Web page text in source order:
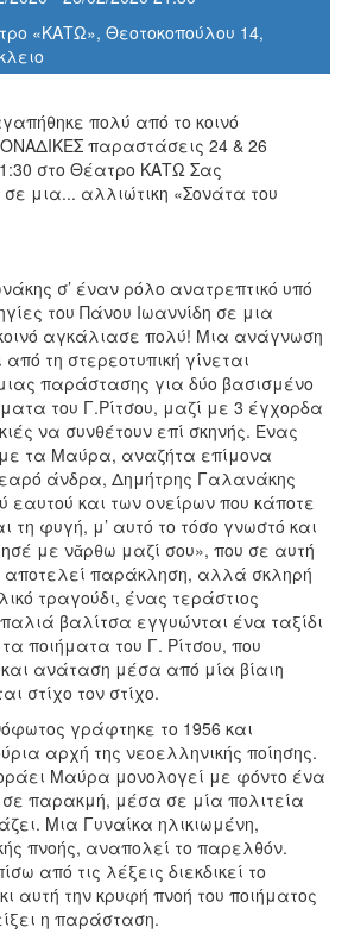
«ΚΑΤΩ», Θεοτοκοπούλου 14,
πολύ από το κοινό
παραστάσεις 24 & 26
στο Θέατρο ΚΑΤΩ Σας
μια... αλλιώτικη «Σονάτα του
σ’ έναν ρόλο ανατρεπτικό υπό
του Πάνου Ιωαννίδη σε μια
αγκάλιασε πολύ! Μια ανάγνωση
τη στερεοτυπική γίνεται
παράστασης για δύο βασισμένο
του Γ.Ρίτσου, μαζί με 3 έγχορδα
να συνθέτουν επί σκηνής. Ένας
τα Μαύρα, αναζήτα επίμονα
άνδρα, Δημήτρης Γαλανάκης
εαυτού και των ονείρων που κάποτε
τη φυγή, μ’ αυτό το τόσο γνωστό και
με νἄρθω μαζί σου», που σε αυτή
παράκληση, αλλά σκληρή
τραγούδι, ένας τεράστιος
βαλίτσα εγγυώνται ένα ταξίδι
ποιήματα του Γ. Ρίτσου, που
ανάταση μέσα από μία βίαιη
στίχο τον στίχο.
γράφτηκε το 1956 και
αρχή της νεοελληνικής ποίησης.
Μαύρα μονολογεί με φόντο ένα
σε παρακμή, μέσα σε μία πολιτεία
Μια Γυναίκα ηλικιωμένη,
πνοής, αναπολεί το παρελθόν.
από τις λέξεις διεκδικεί το
αυτή την κρυφή πνοή του ποιήματος
η παράσταση.